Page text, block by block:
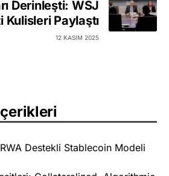
Derinleşti: WSJ
Kulisleri Paylaştı
12 KASIM 2025
Destekli Stablecoin Modeli